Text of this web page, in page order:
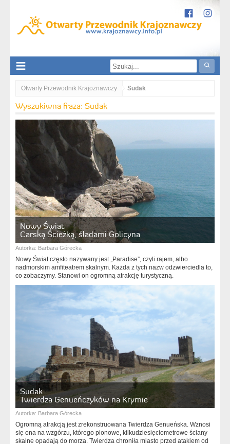
Otwarty Przewodnik Krajoznawczy Sudak
Wyszukiwna fraza: Sudak
Nowy Świat
Carską Ścieżką, śladami Golicyna
Autorka: Barbara Górecka
Nowy Świat często nazywany jest „Paradise”, czyli rajem, albo
nadmorskim amfiteatrem skalnym. Każda z tych nazw odzwierciedla to,
co zobaczymy. Stanowi on ogromną atrakcję turystyczną.
Sudak
Twierdza Genueńczyków na Krymie
Autorka: Barbara Górecka
Ogromną atrakcją jest zrekonstruowana Twierdza Genueńska. Wznosi
się ona na wzgórzu, którego pionowe, kilkudziesięciometrowe ściany
skalne opadają do morza. Twierdza chroniła miasto przed atakiem od